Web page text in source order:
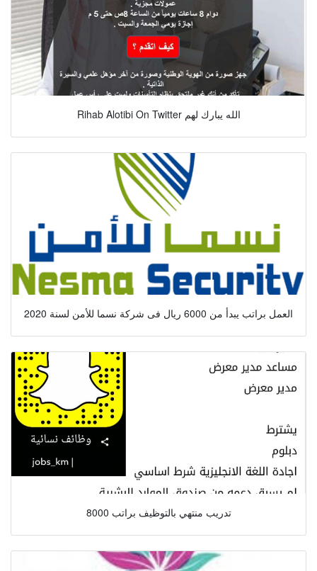
Rihab Alotibi On Twitter الله يبارك لهم
العمل براتب يبدأ من 6000 ريال فى شركة نسما للأمن لسنة 2020
تدريب منتهي بالتوظيف براتب 8000